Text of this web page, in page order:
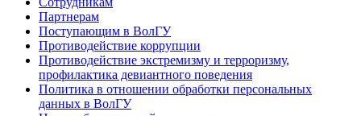
Партнерам
Поступающим в ВолГУ
Противодействие коррупции
Противодействие экстремизму и терроризму,
профилактика девиантного поведения
Политика в отношении обработки персональных
данных в ВолГУ